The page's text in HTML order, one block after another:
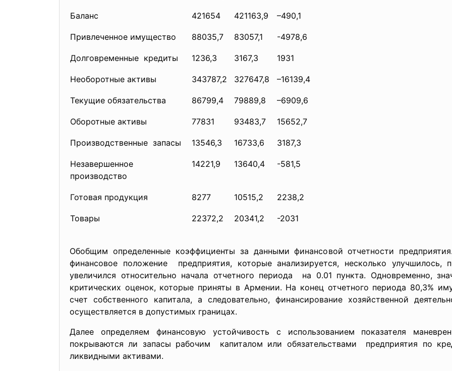
Баланс 421654 421163,9 –490,1
Привлеченное имущество 88035,7 83057,1 -4978,6
Долговременные кредиты 1236,3 3167,3 1931
Необоротные активы 343787,2 327647,8 –16139,4
Текущие обязательства 86799,4 79889,8 –6909,6
Оборотные активы 77831 93483,7 15652,7
Производственные запасы 13546,3 16733,6 3187,3
Незавершенное
производство
14221,9 13640,4 -581,5
Готовая продукция 8277 10515,2 2238,2
Товары 22372,2 20341,2 -2031
Обобщим определенные коэффициенты за данными финансовой отчетности
финансовое положение предприятия, которые анализируется, несколько
увеличился относительно начала отчетного периода на 0.01 пункта. Одновременно,
критических оценок, которые приняты в Армении. На конец отчетного периода 80,3%
счет собственного капитала, а следовательно, финансирование хозяйственной
осуществляется в допустимых границах.
Далее определяем финансовую устойчивость с использованием показателя
покрываются ли запасы рабочим капиталом или обязательствами предприятия по
ликвидными активами.